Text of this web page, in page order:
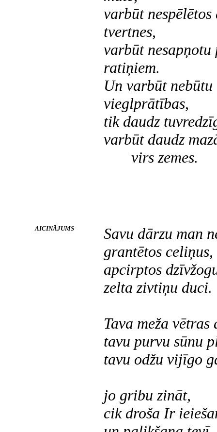
varbūt
tvertnes,
varbūt
ratiņiem.
Un varbūt
vieglprātības,
tik daudz
varbūt daudz
virs zemes.
AICINĀJUMS
Savu dārzu man
grantētos
apcirptos
zelta zivtiņu duci.
Tava meža
tavu purvu sūnu
tavu odžu vijīgo
jo gribu zināt,
cik droša Ir